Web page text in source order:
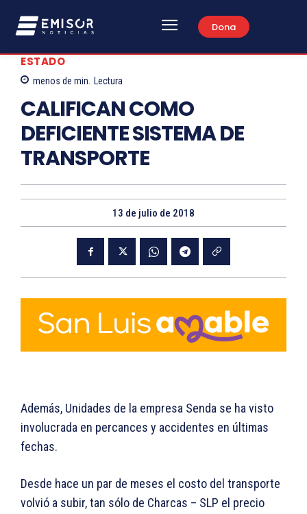
Dona
ESTADO
menos de min. Lectura
CALIFICAN COMO
DEFICIENTE SISTEMA DE
TRANSPORTE
13 de julio de 2018
Además, Unidades de la empresa Senda se ha visto
involucrada en percances y accidentes en últimas
fechas.
Desde hace un par de meses el costo del transporte
volvió a subir, tan sólo de Charcas – SLP el precio